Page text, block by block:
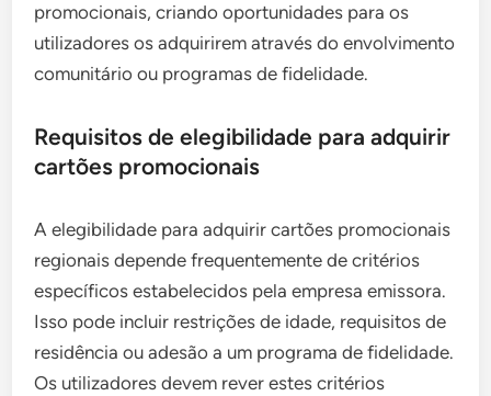
promocionais, criando oportunidades para os
utilizadores os adquirirem através do envolvimento
comunitário ou programas de fidelidade.
Requisitos de elegibilidade para adquirir
cartões promocionais
A elegibilidade para adquirir cartões promocionais
regionais depende frequentemente de critérios
específicos estabelecidos pela empresa emissora.
Isso pode incluir restrições de idade, requisitos de
residência ou adesão a um programa de fidelidade.
Os utilizadores devem rever estes critérios